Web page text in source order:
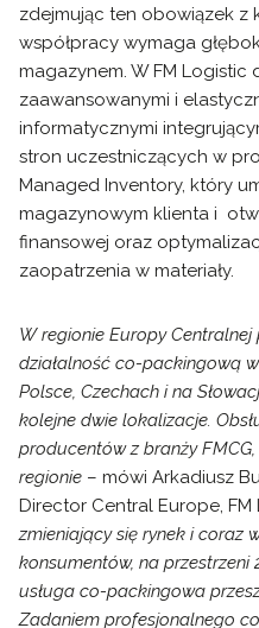
zdejmując ten obowiązek z
współpracy wymaga
magazynem. W FM Logistic
zaawansowanymi i
informatycznymi
stron uczestniczących w
Managed Inventory, który
magazynowym klienta i
finansowej oraz
zaopatrzenia w materiały.
W regionie Europy
działalność co-packingową
Polsce, Czechach i na
kolejne dwie lokalizacje.
producentów z branży
regionie – mówi Arkadiusz
Director Central Europe,
zmieniający się rynek i coraz
konsumentów, na przestrzeni
usługa co-packingowa
Zadaniem profesjonalnego